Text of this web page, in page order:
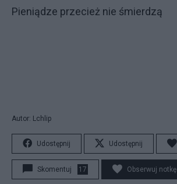
Pieniądze przecież nie śmierdzą
Autor: Lchlip
Udostępnij Udostępnij
Skomentuj 17 Obserwuj notkę